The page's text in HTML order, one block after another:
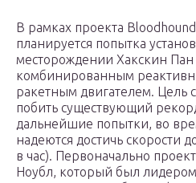
В рамках проекта
планируется попытка
месторождении Хакскин
комбинированным
ракетным двигателем. Цель
побить существующий
дальнейшие попытки, во
надеются достичь скорости
в час). Первоначально
Ноубл, который был лидером